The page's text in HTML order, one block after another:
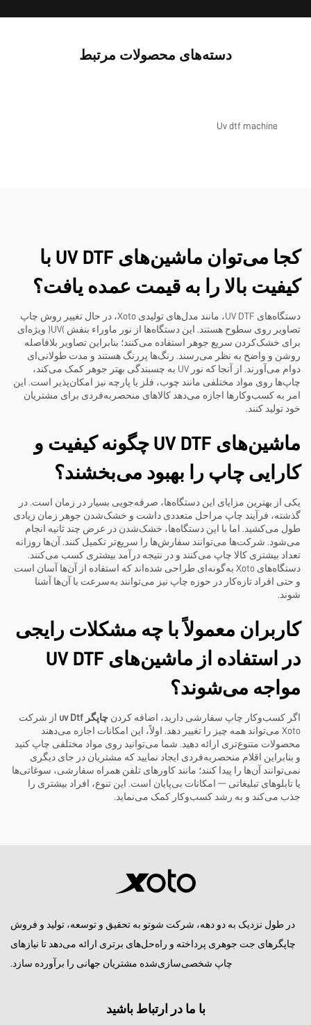
دسته‌های محصولات مرتبط
Uv dtf machine
کجا می‌توان ماشین‌های UV DTF با
کیفیت بالا را به قیمت عمده یافت؟
دستگاه‌های UV DTF، مانند مدل‌های تولیدی Xoto، در حال تغییر روش چاپ
تصاویر روی سطوح هستند. این دستگاه‌ها از نور ماوراء بنفش (UV) ویژه‌ای
برای خشک‌کردن سریع جوهر استفاده می‌کنند؛ بنابراین تصاویر بلافاصله
روشن و واضح به نظر می‌رسند. رنگ‌ها پررنگ هستند و مدت طولانی‌ای
دوام می‌آورند. از آنجا که نور UV به چسبندگی بهتر جوهر کمک می‌کند،
چاپ‌ها روی مواد مختلفی مانند چوب، فلز یا پارچه نیز امکان‌پذیر است. این
امر به کسب‌وکارها اجازه می‌دهد کالاهای منحصربه‌فردی برای مشتریان
خود تولید کنند.
ماشین‌های UV DTF چگونه کیفیت و
کارایی چاپ را بهبود می‌بخشند؟
یکی از بهترین مزایای این دستگاه‌ها، صرفه‌جویی بسیار در زمان است. در
گذشته، فرآیند چاپ مراحل متعددی داشت و خشک‌شدن جوهر زمان زیادی
طول می‌کشید. اما با این دستگاه‌ها، خشک‌شدن در عرض چند ثانیه انجام
می‌شود. شرکت‌ها می‌توانند سفارش‌ها را سریع‌تر تکمیل کنند. آن‌ها روزانه
تعداد بیشتری کالا چاپ می‌کنند و در نتیجه درآمد بیشتری کسب می‌کنند.
دستگاه‌های Xoto به‌گونه‌ای طراحی شده‌اند که استفاده از آن‌ها آسان است
و حتی افراد تازه‌کار در حوزه چاپ نیز می‌توانند به‌سرعت با آن‌ها آشنا
شوند.
کاربران معمولاً با چه مشکلات رایجی
در استفاده از ماشین‌های UV DTF
مواجه می‌شوند؟
اگر کسب‌وکار چاپ سفارشی دارید، اضافه کردن چاپگر uv Dtf
از شرکت
Xoto می‌تواند همه چیز را تغییر دهد. اولاً، این امکانات اجازه می‌دهند
محصولات متنوع‌تری ارائه دهید. شما می‌توانید روی مواد مختلفی چاپ کنید
و بنابراین اقلام منحصربه‌فردی ایجاد نمایید که مشتریان در جای دیگری
نمی‌توانند آن‌ها را پیدا کنند؛ مانند کاورهای تلفن همراه سفارشی، سوغاتی‌ها
یا تابلوهای تبلیغاتی — امکانات بی‌پایان است. این تنوع، افراد بیشتری را
جذب می‌کند و به رشد کسب‌وکار کمک می‌نماید.
در طول نزدیک به دو دهه، شرکت شوتو به تحقیق و توسعه، تولید و فروش
چاپگرهای جت جوهری پرداخته و راه‌حل‌های برتری ارائه می‌دهد تا نیازهای
چاپ شخصی‌سازی‌شده مشتریان جهانی را برآورده سازد.
با ما در ارتباط باشید